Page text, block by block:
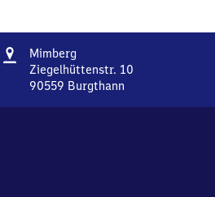
Adresse
Mimberg
Ziegelhüttenstr. 10
90559 Burgthann